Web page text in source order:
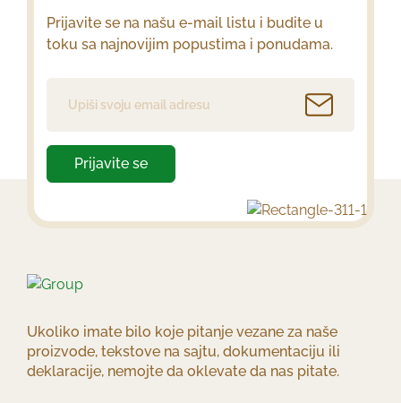
Prijavite se na našu e-mail listu i budite u
toku sa najnovijim popustima i ponudama.
Prijavite se
Ukoliko imate bilo koje pitanje vezane za naše
proizvode, tekstove na sajtu, dokumentaciju ili
deklaracije, nemojte da oklevate da nas pitate.